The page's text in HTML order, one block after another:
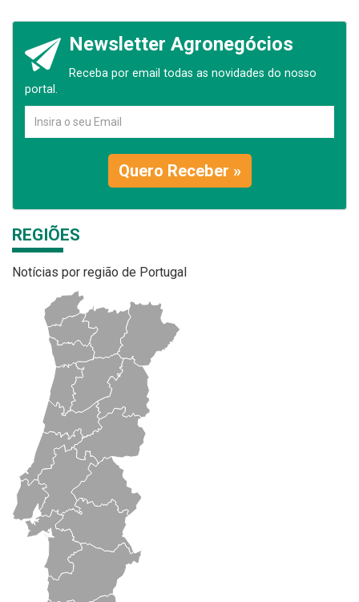
Newsletter Agronegócios
Receba por email todas as novidades do nosso
portal.
Quero Receber »
REGIÕES
Notícias por região de Portugal